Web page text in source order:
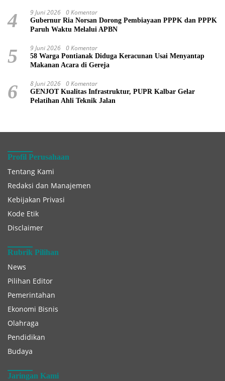
4 9 Juni 2026 0 Komentar
Gubernur Ria Norsan Dorong Pembiayaan PPPK dan PPPK
Paruh Waktu Melalui APBN
5 9 Juni 2026 0 Komentar
58 Warga Pontianak Diduga Keracunan Usai Menyantap
Makanan Acara di Gereja
6 8 Juni 2026 0 Komentar
GENJOT Kualitas Infrastruktur, PUPR Kalbar Gelar
Pelatihan Ahli Teknik Jalan
Profil Perusahaan
Tentang Kami
Redaksi dan Manajemen
Kebijakan Privasi
Kode Etik
Disclaimer
Rubrik Pilihan
News
Pilihan Editor
Pemerintahan
Ekonomi Bisnis
Olahraga
Pendidikan
Budaya
Jaringan Kami